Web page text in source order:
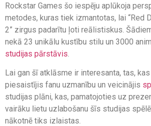
Rockstar Games šo iespēju aplūkoja
metodes, kuras tiek izmantotas, lai “Red
2” zirgus padarītu ļoti reālistiskus.
nekā 23 unikālu kustību stilu un 3000
studijas pārstāvis.
Lai gan šī atklāsme ir interesanta, tas,
piesaistījis fanu uzmanību un veicinājis
studijas plāni, kas, pamatojoties uz
vairāku lietu uzlabošanu šīs studijas
nākotnē tiks izlaistas.